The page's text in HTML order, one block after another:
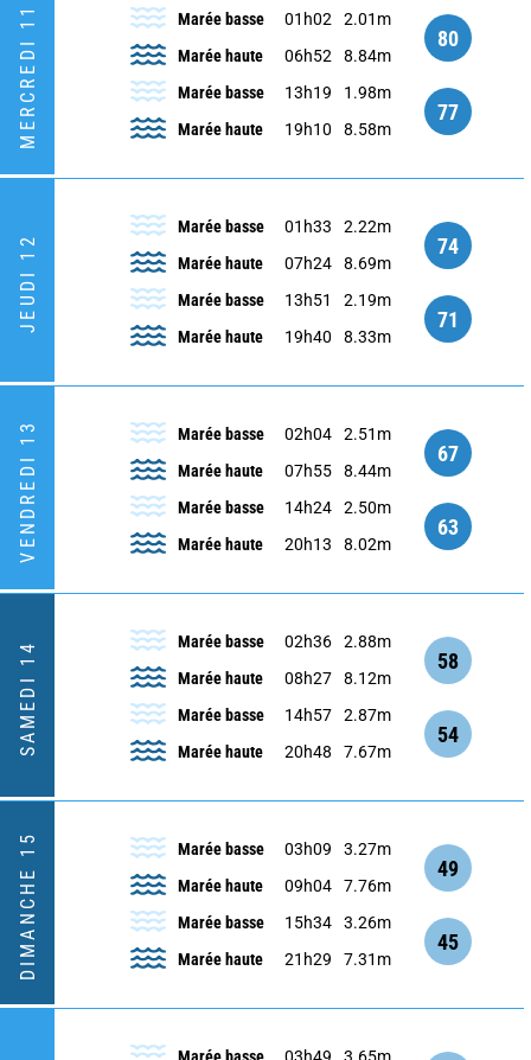
MERCREDI 11 Marée basse 01h02
2.01m
Marée haute
06h52 8.84m
80
Marée basse 13h19
1.98m
Marée haute
19h10 8.58m
77
JEUDI 12
Marée basse 01h33
2.22m
Marée haute
07h24 8.69m
74
Marée basse 13h51
2.19m
Marée haute
19h40 8.33m
71
VENDREDI 13 Marée basse 02h04
2.51m
Marée haute
07h55 8.44m
67
Marée basse 14h24
2.50m
Marée haute
20h13 8.02m
63
SAMEDI 14 Marée basse 02h36
2.88m
Marée haute
08h27 8.12m
58
Marée basse 14h57
2.87m
Marée haute
20h48 7.67m
54
DIMANCHE 15 Marée basse 03h09
3.27m
Marée haute
09h04 7.76m
49
Marée basse 15h34
3.26m
Marée haute
21h29 7.31m
45